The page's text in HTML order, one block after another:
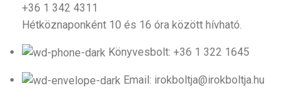
+36 1 342 4311
Hétköznaponként 10 és 16 óra között hívható.
Könyvesbolt: +36 1 322 1645
Email: irokboltja@irokboltja.hu